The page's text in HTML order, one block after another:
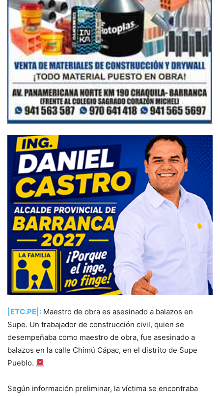
|ETC.PE|: Maestro de obra es asesinado a balazos en
Supe. Un trabajador de construcción civil, quien se
desempeñaba como maestro de obra, fue asesinado a
balazos en la calle Chimú Cápac, en el distrito de Supe
Pueblo.
Según información preliminar, la víctima se encontraba